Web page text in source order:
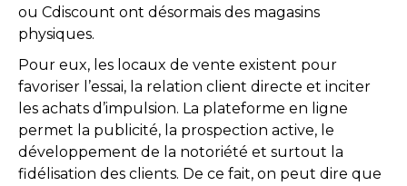
ou Cdiscount ont désormais des magasins
physiques.
Pour eux, les locaux de vente existent pour
favoriser l’essai, la relation client directe et inciter
les achats d’impulsion. La plateforme en ligne
permet la publicité, la prospection active, le
développement de la notoriété et surtout la
fidélisation des clients. De ce fait, on peut dire que